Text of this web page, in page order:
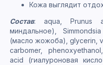
Кожа выглядит
Состав: aqua, Prunus
миндальное),
(масло жожоба), glycerin,
carbomer,
acid (гиалуроновая